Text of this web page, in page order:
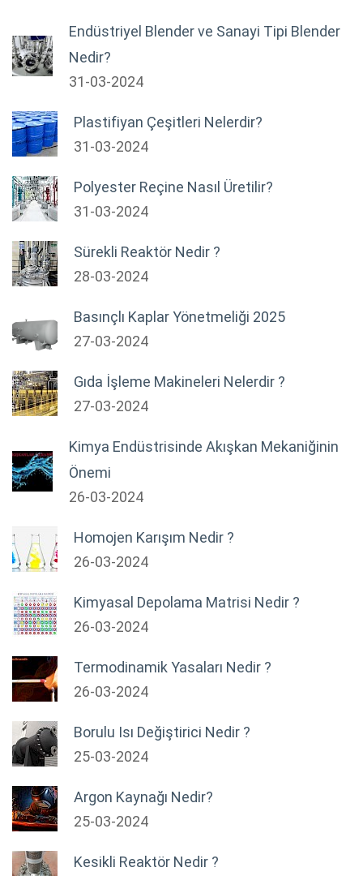
Endüstriyel Blender ve Sanayi Tipi Blender
Nedir?
31-03-2024
Plastifiyan Çeşitleri Nelerdir?
31-03-2024
Polyester Reçine Nasıl Üretilir?
31-03-2024
Sürekli Reaktör Nedir ?
28-03-2024
Basınçlı Kaplar Yönetmeliği 2025
27-03-2024
Gıda İşleme Makineleri Nelerdir ?
27-03-2024
Kimya Endüstrisinde Akışkan Mekaniğinin
Önemi
26-03-2024
Homojen Karışım Nedir ?
26-03-2024
Kimyasal Depolama Matrisi Nedir ?
26-03-2024
Termodinamik Yasaları Nedir ?
26-03-2024
Borulu Isı Değiştirici Nedir ?
25-03-2024
Argon Kaynağı Nedir?
25-03-2024
Kesikli Reaktör Nedir ?